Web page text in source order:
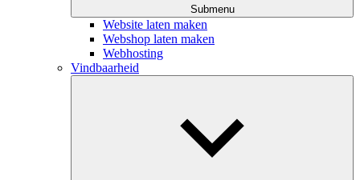
Submenu
Website laten maken
Webshop laten maken
Webhosting
Vindbaarheid